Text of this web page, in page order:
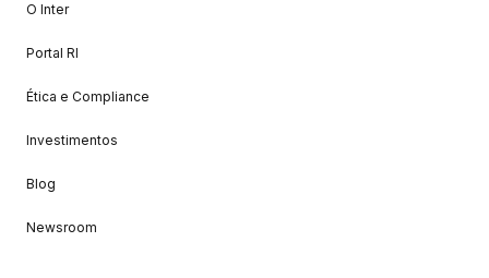
O Inter
Portal RI
Ética e Compliance
Investimentos
Blog
Newsroom